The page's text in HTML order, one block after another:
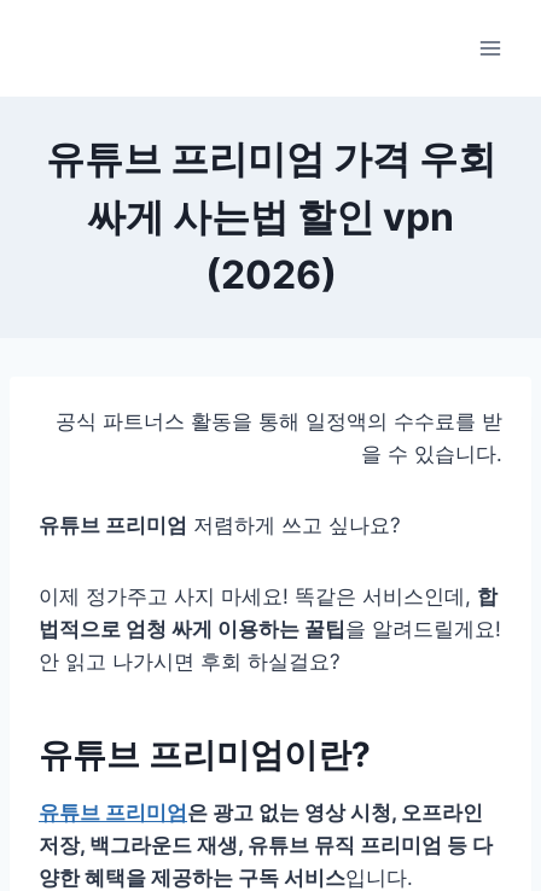
유튜브 프리미엄 가격 우회
싸게 사는법 할인 vpn
(2026)
공식 파트너스 활동을 통해 일정액의 수수료를 받
을 수 있습니다.
유튜브 프리미엄 저렴하게 쓰고 싶나요?
이제 정가주고 사지 마세요! 똑같은 서비스인데, 합
법적으로 엄청 싸게 이용하는 꿀팁을 알려드릴게요!
안 읽고 나가시면 후회 하실걸요?
유튜브 프리미엄이란?
유튜브 프리미엄 은 광고 없는 영상 시청, 오프라인
저장, 백그라운드 재생, 유튜브 뮤직 프리미엄 등 다
양한 혜택을 제공하는 구독 서비스입니다.